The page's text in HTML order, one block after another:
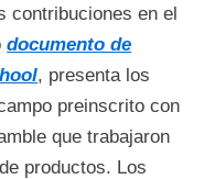
contribuciones en el
documento de
, presenta los
preinscrito con
que trabajaron
productos. Los